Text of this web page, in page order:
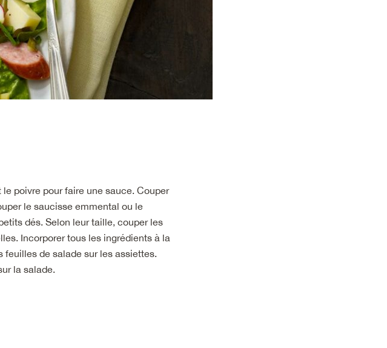
poivre pour faire une sauce. Couper
le saucisse emmental ou le
dés. Selon leur taille, couper les
Incorporer tous les ingrédients à la
de salade sur les assiettes.
la salade.